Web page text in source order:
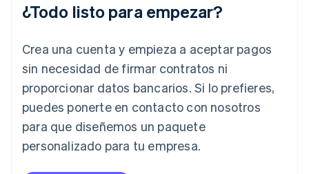
¿Todo listo para empezar?
Crea una cuenta y empieza a aceptar pagos
sin necesidad de firmar contratos ni
proporcionar datos bancarios. Si lo prefieres,
puedes ponerte en contacto con nosotros
para que diseñemos un paquete
personalizado para tu empresa.
Hungría
English
Irlanda
Italia
ItalianoEnglish
Japón
English
Letonia